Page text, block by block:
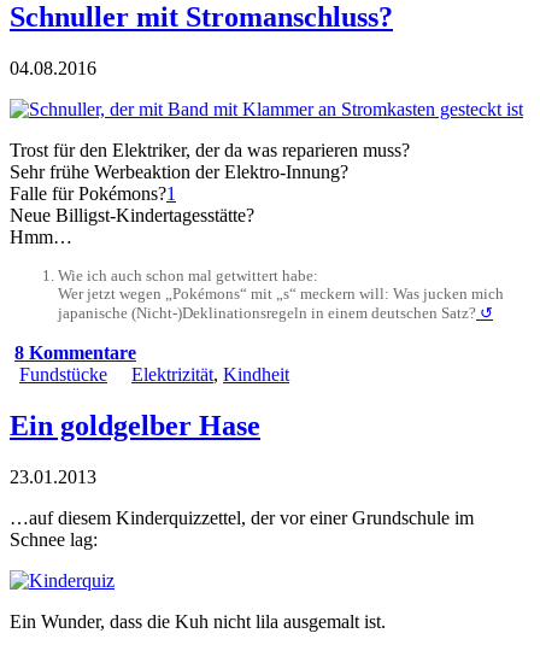
Schnuller mit Stromanschluss?
04.08.2016
Trost für den Elektriker, der da was reparieren muss?
Sehr frühe Werbeaktion der Elektro-Innung?
Falle für Pokémons?1
Neue Billigst-Kindertagesstätte?
Hmm…
Wie ich auch schon mal getwittert habe:
Wer jetzt wegen „Pokémons“ mit „s“ meckern will: Was jucken mich
japanische (Nicht-)Deklinationsregeln in einem deutschen Satz? ↺
8 Kommentare
Fundstücke
Elektrizität, Kindheit
Ein goldgelber Hase
23.01.2013
…auf diesem Kinderquizzettel, der vor einer Grundschule im
Schnee lag:
Ein Wunder, dass die Kuh nicht lila ausgemalt ist.